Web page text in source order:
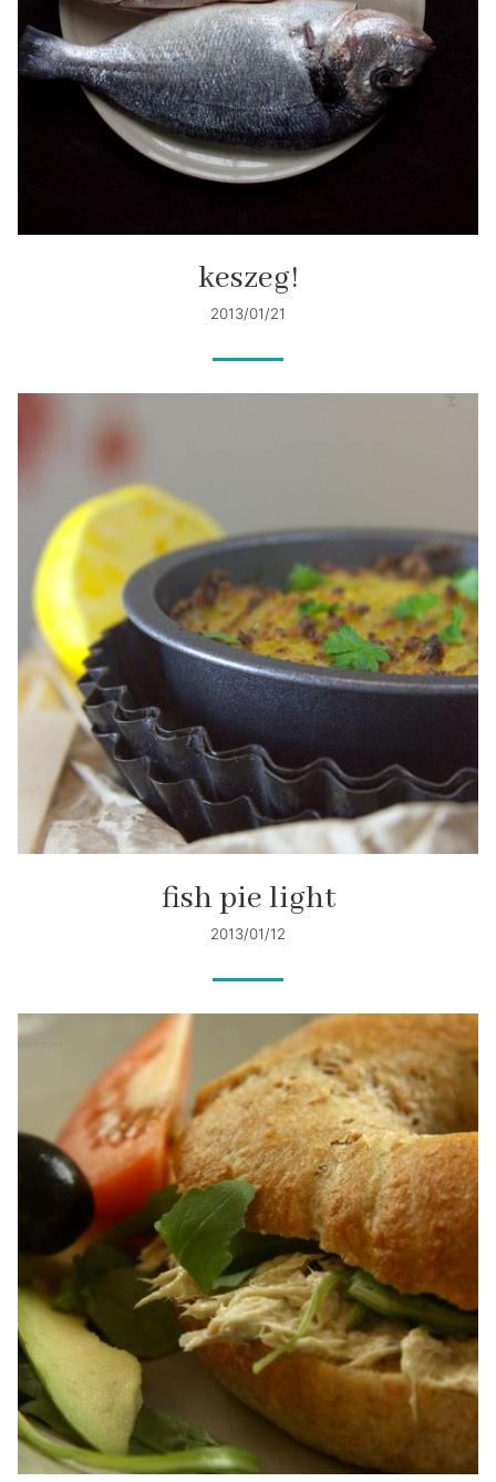
keszeg!
2013/01/21
fish pie light
2013/01/12